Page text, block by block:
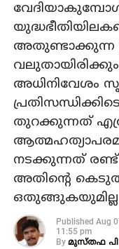
അതുണ്ടാക്കുന്ന
അധിനിവേശം
തുറക്കുന്നത്
നടക്കുന്നത് രണ്ട്
അതിന്റെ
Published Aug
11:55 pm
By മുസ്തഫ